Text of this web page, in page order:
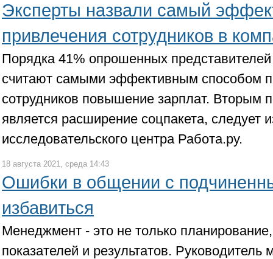
Эксперты назвали самый
привлечения сотрудников в
Порядка 41% опрошенных
считают самыми эффективным способом
сотрудников повышение зарплат. Вторым
является расширение соцпакета, следует
исследовательского центра Работа.ру.
18 августа 2021, среда 14:43
Ошибки в общении с
избавиться
Менеджмент - это не только
показателей и результатов. Руководитель